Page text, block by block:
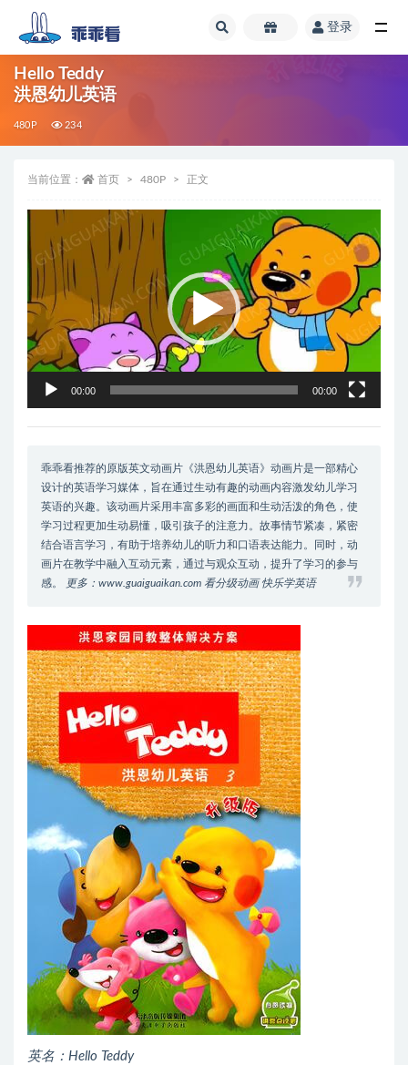
登录
Hello Teddy
洪恩幼儿英语
480P 234
当前位置： 首页 480P 正文
播
器
00:00 00:00
乖乖看推荐的原版英文动画片《洪恩幼儿英语》动画片是一部精心
设计的英语学习媒体，旨在通过生动有趣的动画内容激发幼儿学习
英语的兴趣。该动画片采用丰富多彩的画面和生动活泼的角色，使
学习过程更加生动易懂，吸引孩子的注意力。故事情节紧凑，紧密
结合语言学习，有助于培养幼儿的听力和口语表达能力。同时，动
画片在教学中融入互动元素，通过与观众互动，提升了学习的参与
感。
更多：www.guaiguaikan.com 看分级动画 快乐学英语
英名：Hello Teddy